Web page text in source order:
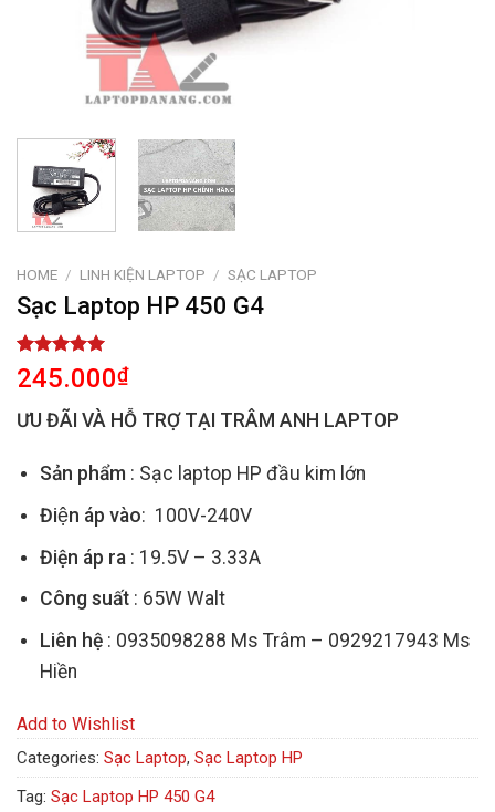
HOME / LINH KIỆN LAPTOP / SẠC LAPTOP
Sạc Laptop HP 450 G4
Rated 5.00
out of 5
based on
1
customer
245.000₫
ƯU ĐÃI VÀ HỖ TRỢ TẠI TRÂM ANH LAPTOP
Sản phẩm : Sạc laptop HP đầu kim lớn
Điện áp vào: 100V-240V
Điện áp ra: 19.5V – 3.33A
Công suất: 65W Walt
Liên hệ: 0935098288 Ms Trâm – 0929217943 Ms
Hiền
Add to Wishlist
Categories: Sạc Laptop, Sạc Laptop HP
Tag: Sạc Laptop HP 450 G4